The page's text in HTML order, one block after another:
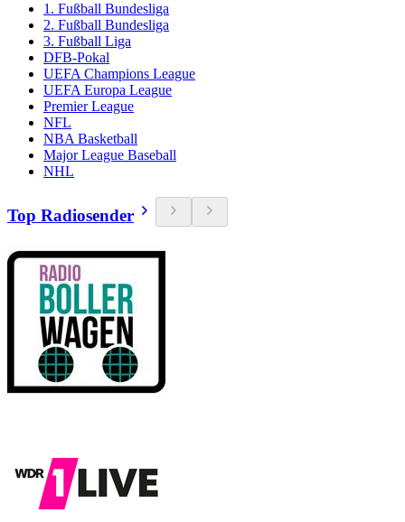
1. Fußball Bundesliga
2. Fußball Bundesliga
3. Fußball Liga
DFB-Pokal
UEFA Champions League
UEFA Europa League
Premier League
NFL
NBA Basketball
Major League Baseball
NHL
Top Radiosender